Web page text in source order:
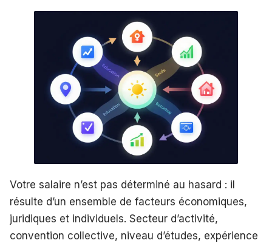
Votre salaire n’est pas déterminé au hasard : il
résulte d’un ensemble de facteurs économiques,
juridiques et individuels. Secteur d’activité,
convention collective, niveau d’études, expérience